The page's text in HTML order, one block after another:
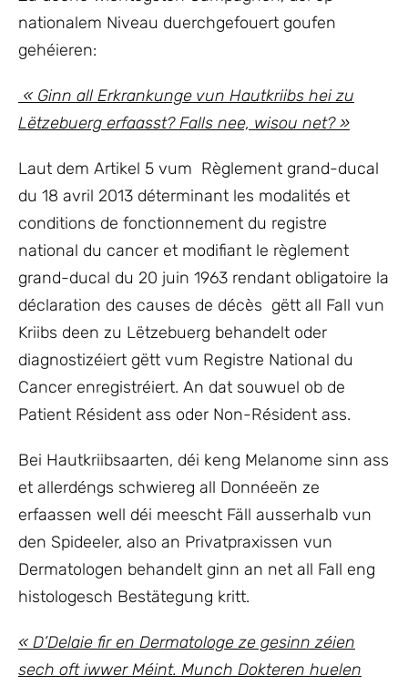
nationalem Niveau duerchgefouert goufen
gehéieren:
« Ginn all Erkrankunge vun Hautkriibs hei zu
Lëtzebuerg erfaasst? Falls nee, wisou net? »
Laut dem Artikel 5 vum Règlement grand-ducal
du 18 avril 2013 déterminant les modalités et
conditions de fonctionnement du registre
national du cancer et modifiant le règlement
grand-ducal du 20 juin 1963 rendant obligatoire la
déclaration des causes de décès gëtt all Fall vun
Kriibs deen zu Lëtzebuerg behandelt oder
diagnostizéiert gëtt vum Registre National du
Cancer enregistréiert. An dat souwuel ob de
Patient Résident ass oder Non-Résident ass.
Bei Hautkriibsaarten, déi keng Melanome sinn ass
et allerdéngs schwiereg all Donnéeën ze
erfaassen well déi meescht Fäll ausserhalb vun
den Spideeler, also an Privatpraxissen vun
Dermatologen behandelt ginn an net all Fall eng
histologesch Bestätegung kritt.
« D’Delaie fir en Dermatologe ze gesinn zéien
sech oft iwwer Méint. Munch Dokteren huelen